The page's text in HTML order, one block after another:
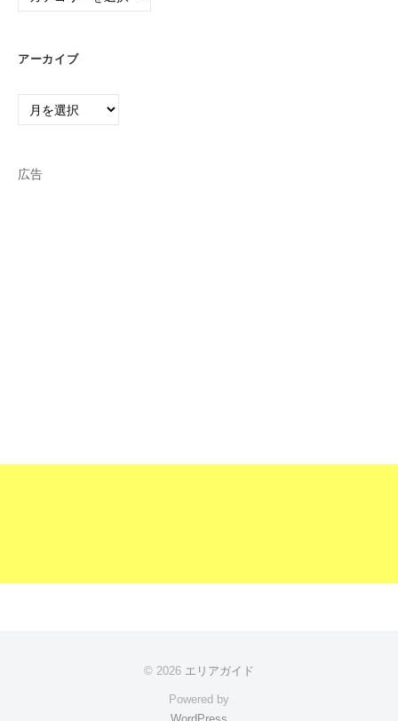
ー
アーカイブ
ア
ブ
広告
© 2026 エリアガイド
Powered by